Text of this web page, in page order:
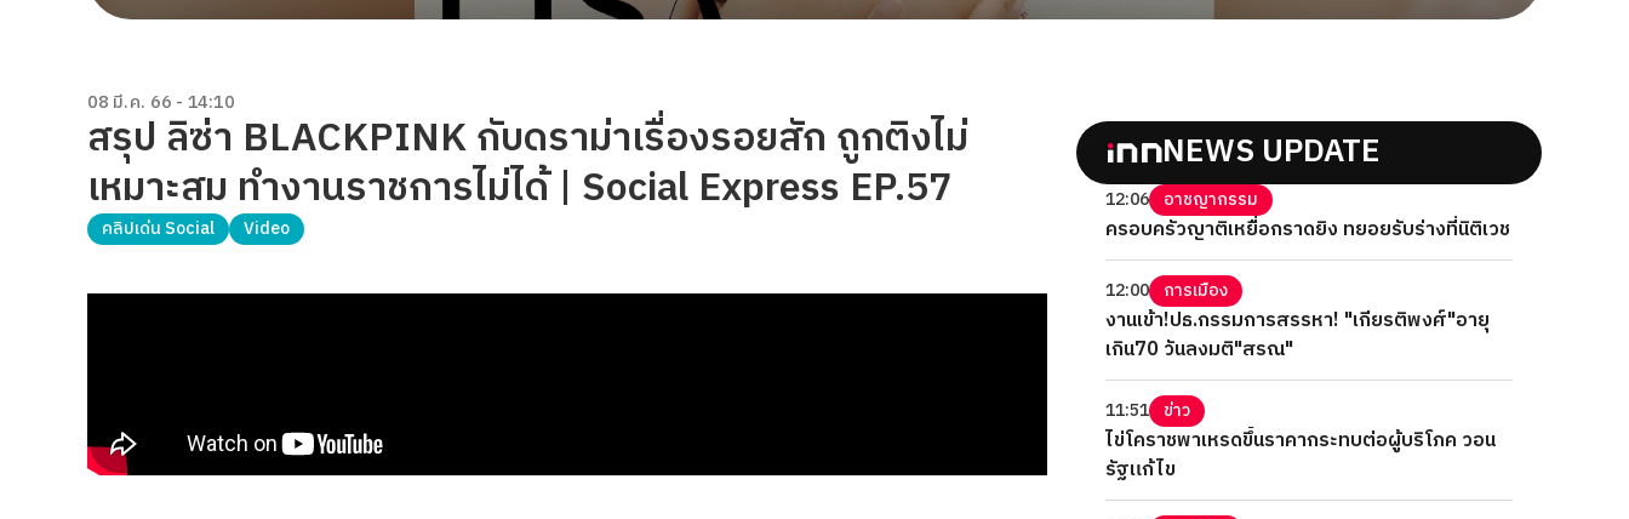
08 มี.ค. 66 - 14:10
สรุป ลิซ่า BLACKPINK กับดราม่าเรื่องรอยสัก ถูกติงไม่
เหมาะสม ทำงานราชการไม่ได้ | Social Express EP.57
คลิปเด่น Social Video
NEWS UPDATE
12:06 อาชญากรรม
ครอบครัวญาติเหยื่อกราดยิง ทยอยรับร่างที่นิติเวช
12:00 การเมือง
งานเข้า!ปธ.กรรมการสรรหา! "เกียรติพงศ์"อายุ
เกิน70 วันลงมติ"สรณ"
11:51 ข่าว
ไข่โคราชพาเหรดขึ้นราคากระทบต่อผู้บริโภค วอน
รัฐแก้ไข